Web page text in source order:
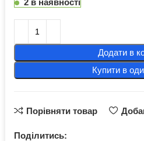
2 в наявності
Додати в
Купити в
Порівняти товар
Поділитись: